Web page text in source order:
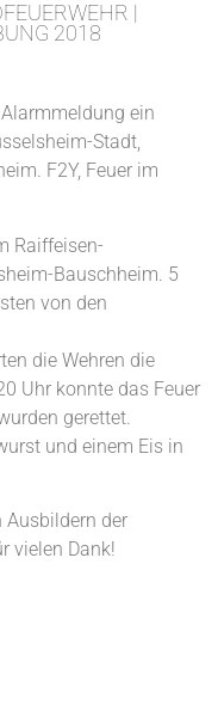
|
2018
ein
Stadt,
F2Y, Feuer im
Raiffeisen-
Bauschheim. 5
von den
die Wehren die
Uhr konnte das Feuer
gerettet.
und einem Eis in
Ausbildern der
vielen Dank!